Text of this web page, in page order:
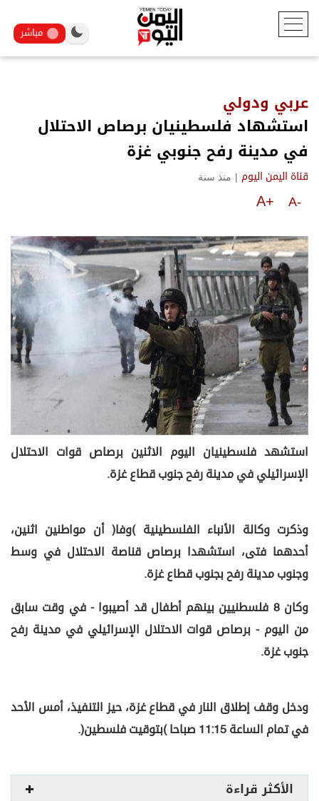
مباشر
عربي ودولي
استشهاد فلسطينيان برصاص الاحتلال
في مدينة رفح جنوبي غزة
قناة اليمن اليوم | منذ سنة
A-
A+
استشهد فلسطينيان اليوم الاثنين برصاص قوات الاحتلال
الإسرائيلي في مدينة رفح جنوب قطاع غزة.
وذكرت وكالة الأنباء الفلسطينية (وفا) أن مواطنين اثنين،
أحدهما فتى، استشهدا برصاص قناصة الاحتلال في وسط
وجنوب مدينة رفح بجنوب قطاع غزة.
وكان 8 فلسطنيين بينهم أطفال قد أصيبوا - في وقت سابق
من اليوم - برصاص قوات الاحتلال الإسرائيلي في مدينة رفح
جنوب غزة.
ودخل وقف إطلاق النار في قطاع غزة، حيز التنفيذ، أمس الأحد
في تمام الساعة 11:15 صباحا (بتوقيت فلسطين).
الأكثر قراءة